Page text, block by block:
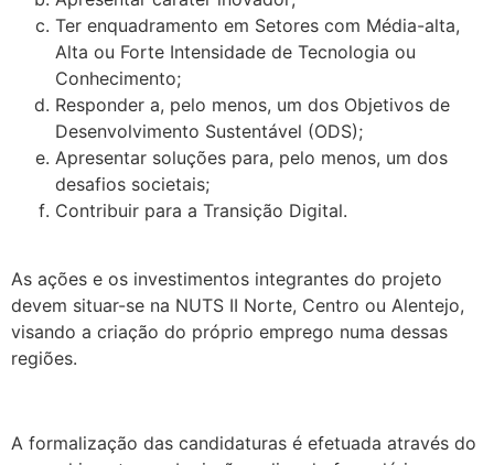
Ter enquadramento em Setores com Média-alta,
Alta ou Forte Intensidade de Tecnologia ou
Conhecimento;
Responder a, pelo menos, um dos Objetivos de
Desenvolvimento Sustentável (ODS);
Apresentar soluções para, pelo menos, um dos
desafios societais;
Contribuir para a Transição Digital.
As ações e os investimentos integrantes do projeto
devem situar-se na NUTS II Norte, Centro ou Alentejo,
visando a criação do próprio emprego numa dessas
regiões.
A formalização das candidaturas é efetuada através do